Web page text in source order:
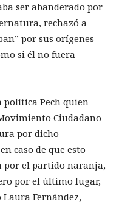
ser abanderado por
rechazó a
por sus orígenes
si él no fuera
política Pech quien
Ciudadano
por dicho
caso de que esto
por el partido naranja,
por el último lugar,
Fernández,